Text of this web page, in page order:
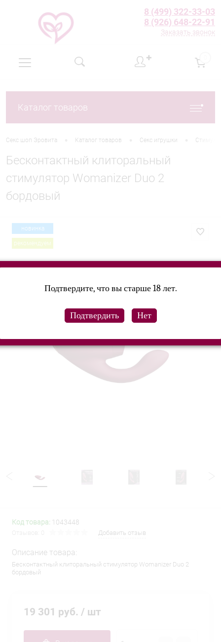
8 (499) 322-33-03
8 (926) 648-22-91
Заказать звонок
✚
Каталог товаров
Секс шоп Эровита Каталог товаров Секс игрушки
Бесконтактный клиторальный
стимулятор Womanizer Duo 2
бордовый
новинка
рекомендуем
Код товара: 1043448
Добавить отзыв
Описание товара:
Бесконтактный клиторальный стимулятор Womanizer Duo 2
бордовый
19 301 руб. / шт
Подтвердите, что вы старше 18 лет.